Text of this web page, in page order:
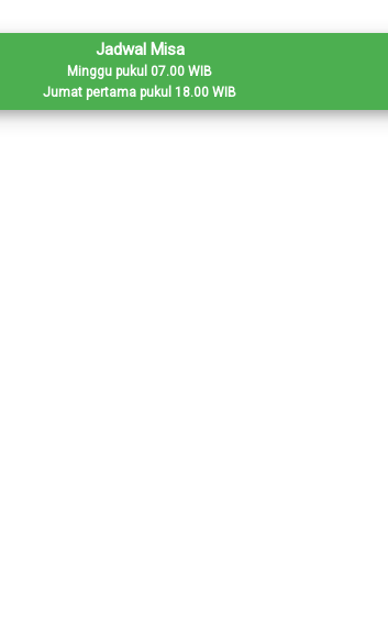
Jadwal Misa
Minggu pukul 07.00 WIB
Jumat pertama pukul 18.00 WIB